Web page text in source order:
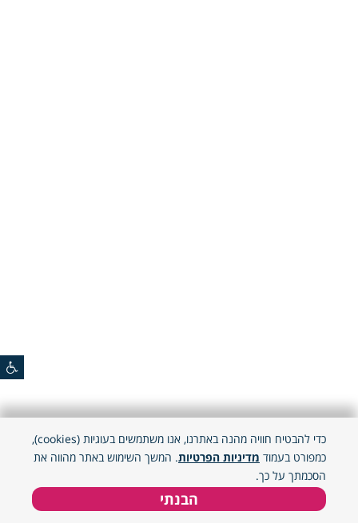
כדי להבטיח חוויה מהנה באתרנו, אנו משתמשים בעוגיות (cookies),
כמפורט בעמוד מדיניות הפרטיות. המשך השימוש באתר מהווה את
הסכמתך על כך.
הבנתי